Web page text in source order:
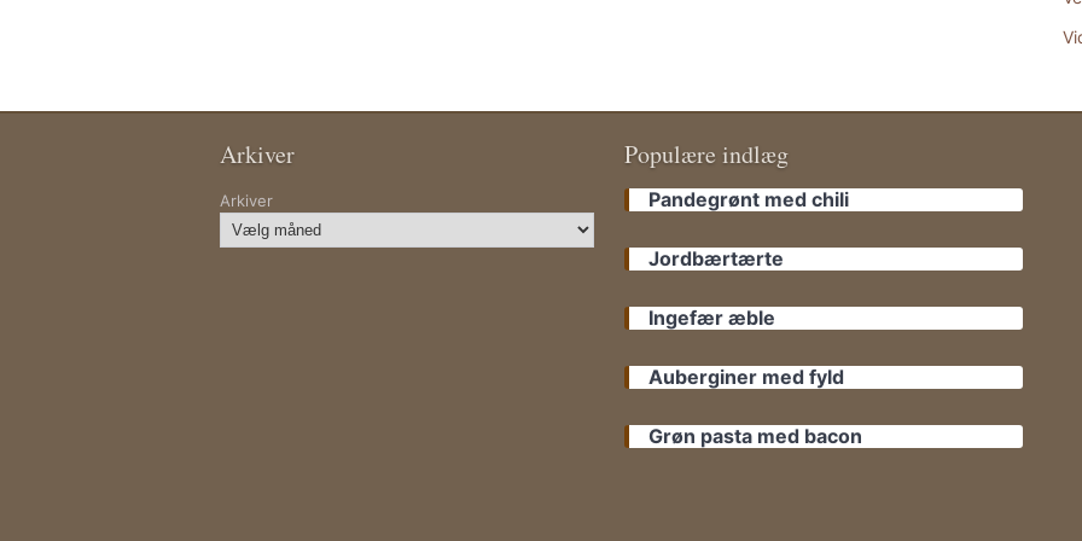
Arkiver
Arkiver
Populære indlæg
Pandegrønt med chili
Jordbærtærte
Ingefær æble
Auberginer med fyld
Grøn pasta med bacon